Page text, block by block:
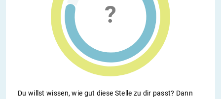
Du willst wissen, wie gut diese Stelle zu dir passt? Dann